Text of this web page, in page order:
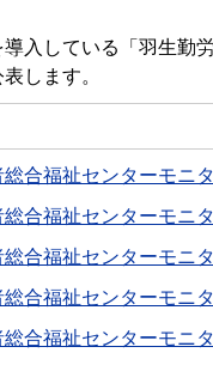
入している「羽生勤
します。
合福祉センターモニ
合福祉センターモニ
合福祉センターモニ
合福祉センターモニ
合福祉センターモニ